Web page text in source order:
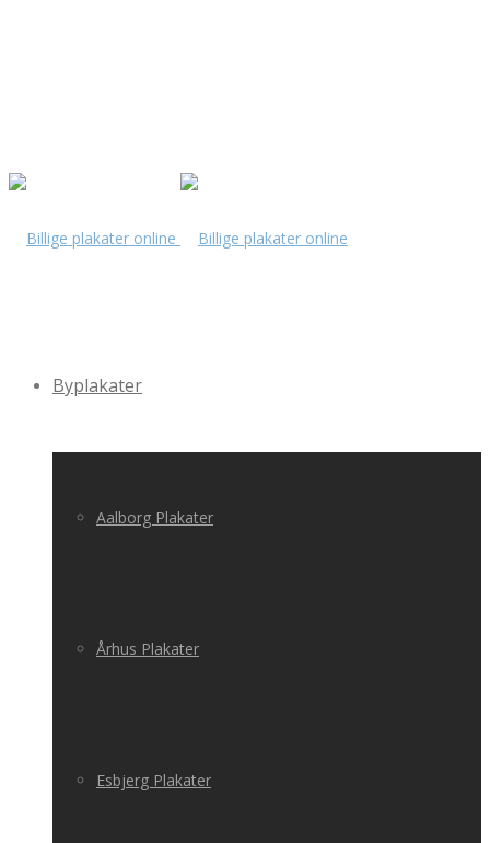
Byplakater
Aalborg Plakater
Århus Plakater
Esbjerg Plakater